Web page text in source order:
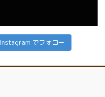
Instagram でフォロー